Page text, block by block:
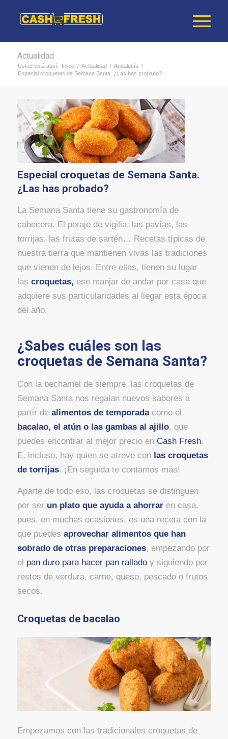
Actualidad
Usted está aquí: Inicio / Actualidad / Andalucía /
Especial croquetas de Semana Santa. ¿Las has probado?
Especial croquetas de Semana Santa.
¿Las has probado?
La Semana Santa tiene su gastronomía de
cabecera. El potaje de vigilia, las pavías, las
torrijas, las frutas de sartén… Recetas típicas de
nuestra tierra que mantienen vivas las tradiciones
que vienen de lejos. Entre ellas, tienen su lugar
las croquetas, ese manjar de andar por casa que
adquiere sus particularidades al llegar esta época
del año.
¿Sabes cuáles son las
croquetas de Semana Santa?
Con la bechamel de siempre, las croquetas de
Semana Santa nos regalan nuevos sabores a
partir de alimentos de temporada como el
bacalao, el atún o las gambas al ajillo, que
puedes encontrar al mejor precio en Cash Fresh.
E, incluso, hay quien se atreve con las croquetas
de torrijas. ¡En seguida te contamos más!
Aparte de todo eso, las croquetas se distinguen
por ser un plato que ayuda a ahorraren casa,
pues, en muchas ocasiones, es una receta con la
que puedes aprovechar alimentos que han
sobrado de otras preparaciones, empezando por
el pan duro para hacer pan ralladoy siguiendo por
restos de verdura, carne, queso, pescado o frutos
secos.
Croquetas de bacalao
Empezamos con las tradicionales croquetas de